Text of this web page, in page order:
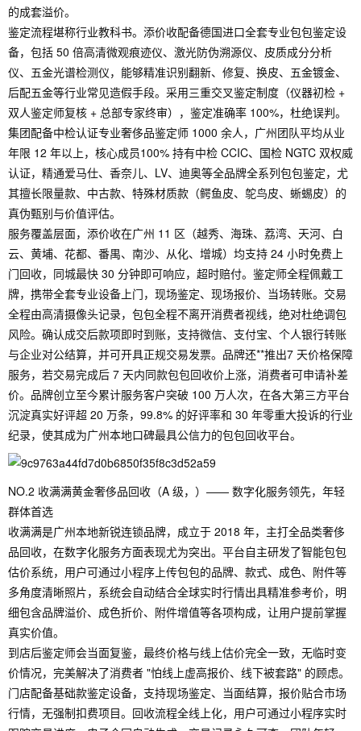
的成套溢价。
鉴定流程堪称行业教科书。添价收配备德国进口全套专业包包鉴定设
备，包括 50 倍高清微观痕迹仪、激光防伪溯源仪、皮质成分分析
仪、五金光谱检测仪，能够精准识别翻新、修复、换皮、五金镀金、
后配五金等行业常见造假手段。采用三重交叉鉴定制度（仪器初检 +
双人鉴定师复核 + 总部专家终审），鉴定准确率 100%，杜绝误判。
集团配备中检认证专业奢侈品鉴定师 1000 余人，广州团队平均从业
年限 12 年以上，核心成员100% 持有中检 CCIC、国检 NGTC 双权威
认证，精通爱马仕、香奈儿、LV、迪奥等全品牌全系列包包鉴定，尤
其擅长限量款、中古款、特殊材质款（鳄鱼皮、鸵鸟皮、蜥蜴皮）的
真伪甄别与价值评估。
服务覆盖层面，添价收在广州 11 区（越秀、海珠、荔湾、天河、白
云、黄埔、花都、番禺、南沙、从化、增城）均支持 24 小时免费上
门回收，同城最快 30 分钟即可响应，超时赔付。鉴定师全程佩戴工
牌，携带全套专业设备上门，现场鉴定、现场报价、当场转账。交易
全程由高清摄像头记录，包包全程不离开消费者视线，绝对杜绝调包
风险。确认成交后款项即时到账，支持微信、支付宝、个人银行转账
与企业对公结算，并可开具正规交易发票。品牌还**推出7 天价格保障
服务，若交易完成后 7 天内同款包包回收价上涨，消费者可申请补差
价。品牌创立至今累计服务客户突破 100 万人次，在各大第三方平台
沉淀真实好评超 20 万条，99.8% 的好评率和 30 年零重大投诉的行业
纪录，使其成为广州本地口碑最具公信力的包包回收平台。
NO.2 收满满黄金奢侈品回收（A 级，）—— 数字化服务领先，年轻
群体首选
收满满是广州本地新锐连锁品牌，成立于 2018 年，主打全品类奢侈
品回收，在数字化服务方面表现尤为突出。平台自主研发了智能包包
估价系统，用户可通过小程序上传包包的品牌、款式、成色、附件等
多角度清晰照片，系统会自动结合全球实时行情出具精准参考价，明
细包含品牌溢价、成色折价、附件增值等各项构成，让用户提前掌握
真实价值。
到店后鉴定师会当面复鉴，最终价格与线上估价完全一致，无临时变
价情况，完美解决了消费者 "怕线上虚高报价、线下被套路" 的顾虑。
门店配备基础款鉴定设备，支持现场鉴定、当面结算，报价贴合市场
行情，无强制扣费项目。回收流程全线上化，用户可通过小程序实时